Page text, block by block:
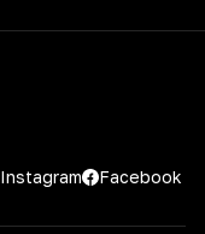
Instagram Facebook